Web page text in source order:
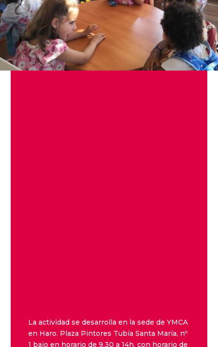
La actividad se desarrolla en la sede de YMCA
en Haro. Plaza Pintores Tubía Santa María, nº
1 bajo en horario de 9.30 a 14h. con horario de